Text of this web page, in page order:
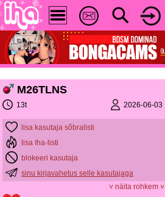
M26TLNS
13t 2026-06-03
lisa kasutaja sõbralisti
lisa Iha-listi
blokeeri kasutaja
sinu kirjavahetus selle kasutajaga
˅ näita rohkem ˅